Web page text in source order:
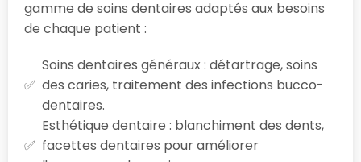
gamme de soins dentaires adaptés aux besoins
de chaque patient :
Soins dentaires généraux : détartrage, soins
des caries, traitement des infections bucco-
dentaires.
Esthétique dentaire : blanchiment des dents,
facettes dentaires pour améliorer